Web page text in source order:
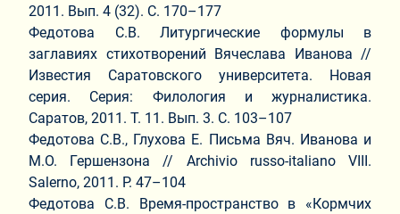
2011. Вып. 4 (32). С. 170–177
Федотова С.В. Литургические формулы в
заглавиях стихотворений Вячеслава Иванова //
Известия Саратовского университета. Новая
серия. Серия: Филология и журналистика.
Саратов, 2011. Т. 11. Вып. 3. С. 103–107
Федотова С.В., Глухова Е. Письма Вяч. Иванова и
М.О. Гершензона // Archivio russo-italiano VIII.
Salerno, 2011. P. 47–104
Федотова С.В. Время-пространство в «Кормчих